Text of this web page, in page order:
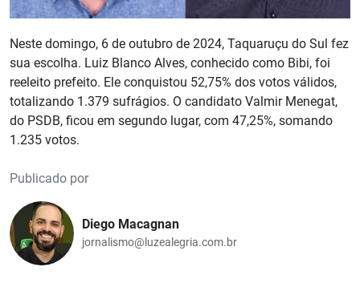
Neste domingo, 6 de outubro de 2024, Taquaruçu do Sul fez
sua escolha. Luiz Blanco Alves, conhecido como Bibi, foi
reeleito prefeito. Ele conquistou 52,75% dos votos válidos,
totalizando 1.379 sufrágios. O candidato Valmir Menegat,
do PSDB, ficou em segundo lugar, com 47,25%, somando
1.235 votos.
Publicado por
Diego Macagnan
jornalismo@luzealegria.com.br